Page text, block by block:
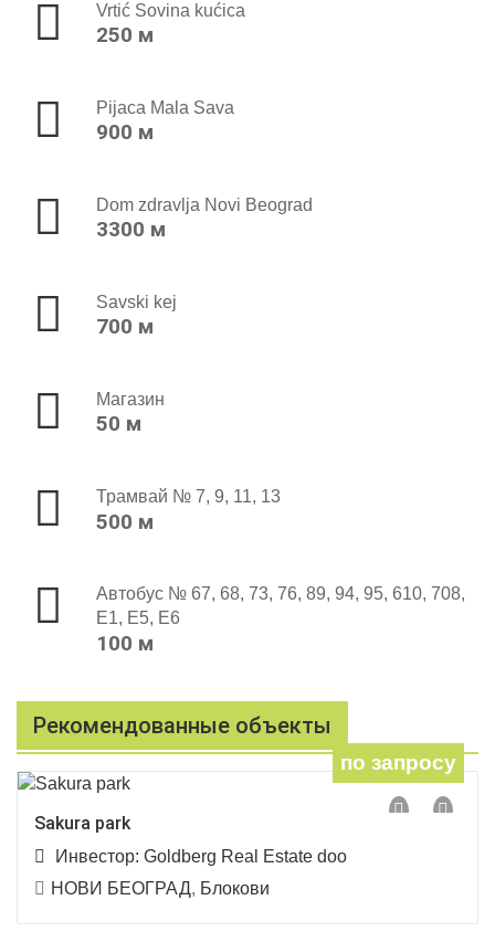
Vrtić Sovina kućica
250 м
Pijaca Mala Sava
900 м
Dom zdravlja Novi Beograd
3300 м
Savski kej
700 м
Магазин
50 м
Трамвай № 7, 9, 11, 13
500 м
Автобус № 67, 68, 73, 76, 89, 94, 95, 610, 708,
E1, E5, E6
100 м
Рекомендованные объекты
по запросу
Sakura park
Инвестор: Goldberg Real Estate doo
НОВИ БЕОГРАД, Блокови